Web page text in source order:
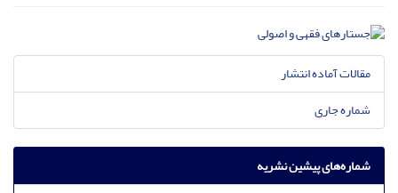
مقالات آماده انتشار
شماره جاری
شماره‌های پیشین نشریه